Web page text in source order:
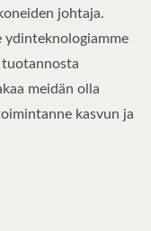
johtaja.
ydinteknologiamme
tuotannosta
meidän olla
kasvun ja